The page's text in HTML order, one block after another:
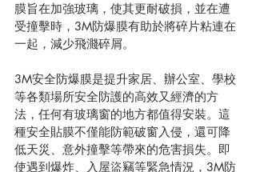
膜旨在加強玻璃，使其更耐破損，並在遭
受撞擊時，3M防爆膜有助於將碎片粘連在
一起，減少飛濺碎屑。
3M安全防爆膜是提升家居、辦公室、學校
等各類場所安全防護的高效又經濟的方
法，任何有玻璃窗的地方都值得安裝。這
種安全貼膜不僅能防範破窗入侵，還可降
低天災、意外撞擊等帶來的危害損失。即
使遇到爆炸、入屋盜竊等緊急情況，3M防